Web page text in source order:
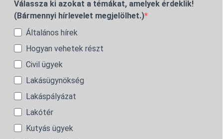
Válassza ki azokat a témákat, amelyek érdeklik!
(Bármennyi hírlevelet megjelölhet.)
Általános hírek
Hogyan vehetek részt
Civil ügyek
Lakásügynökség
Lakáspályázat
Lakótér
Kutyás ügyek